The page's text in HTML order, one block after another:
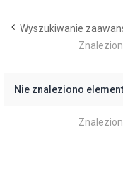
Wyszukiwanie
Nie znaleziono